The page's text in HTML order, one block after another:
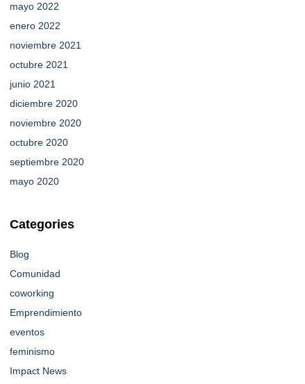
mayo 2022
enero 2022
noviembre 2021
octubre 2021
junio 2021
diciembre 2020
noviembre 2020
octubre 2020
septiembre 2020
mayo 2020
Categories
Blog
Comunidad
coworking
Emprendimiento
eventos
feminismo
Impact News